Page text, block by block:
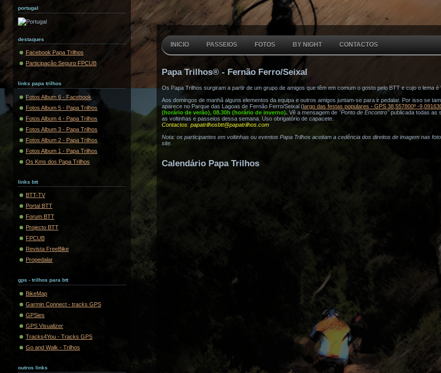
portugal
destaques
Facebook Papa Trilhos
Participação Seguro FPCUB
links papa trilhos
Fotos Album 6 - Facebook
Fotos Album 5 - Papa Trilhos
Fotos Album 4 - Papa Trilhos
Fotos Album 3 - Papa Trilhos
Fotos Album 2 - Papa Trilhos
Fotos Album 1 - Papa Trilhos
Os Kms dos Papa Trilhos
links btt
BTT-TV
Portal BTT
Forum BTT
Projecto BTT
FPCUB
Revista FreeBike
Propedalar
gps - trilhos para btt
BikeMap
Garmin Connect - tracks GPS
GPSies
GPS Visualizer
Tracks4You - Tracks GPS
Go and Walk - Trilhos
outros links
INICIO PASSEIOS FOTOS BY NIGHT CONTACTOS
Papa Trilhos® - Fernão Ferro/Seixal
Os Papa Trilhos surgiram a partir de um grupo de amigos que têm em comum o gosto pelo BTT e cujo o lema
Aos domingos de manhã alguns elementos da equipa e outros amigos juntam-se para ir pedalar. Por isso se
aparece no Parque das Lagoas de Fernão Ferro/Seixal (largo das festas populares - GPS 38,557800º -
(horário de verão), 08.30h (horário de inverno). Vê a mensagem de "Ponto de Encontro"publicada todas as
as voltinhas e passeios dessa semana. Uso obrigatório de capacete.
Contactos: papatrilhosbtt@papatrilhos.com
Nota: os participantes em voltinhas ou eventos Papa Trilhos aceitam a cedência dos direitos de imagem nas
site.
Calendário Papa Trilhos